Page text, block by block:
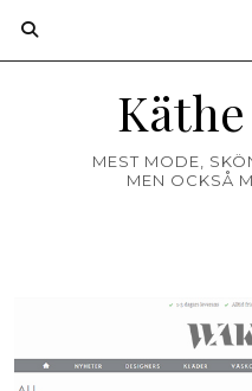
MEST MODE,
MEN OCKSÅ